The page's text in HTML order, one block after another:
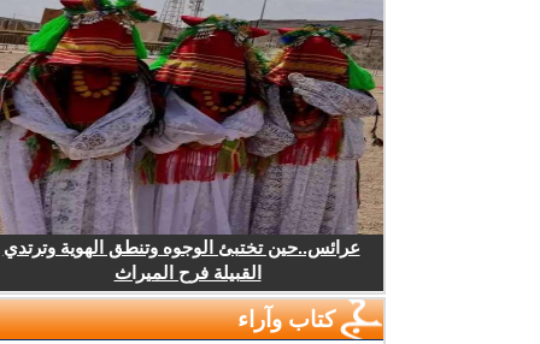
عرائس..حين تختبئ الوجوه وتنطق الهوية وترتدي
القبيلة فرح الميراث
كتاب وآراء